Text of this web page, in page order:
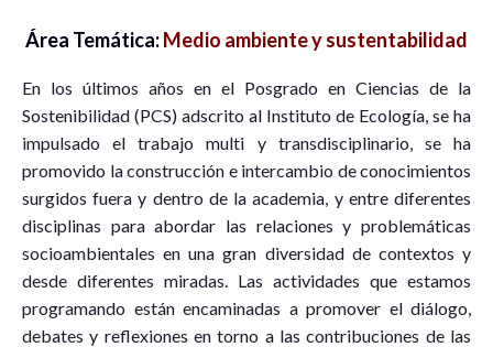
Área Temática:Medio ambiente y sustentabilidad
En los últimos años en el Posgrado en Ciencias de la
Sostenibilidad (PCS) adscrito al Instituto de Ecología, se ha
impulsado el trabajo multi y transdisciplinario, se ha
promovido la construcción e intercambio de conocimientos
surgidos fuera y dentro de la academia, y entre diferentes
disciplinas para abordar las relaciones y problemáticas
socioambientales en una gran diversidad de contextos y
desde diferentes miradas. Las actividades que estamos
programando están encaminadas a promover el diálogo,
debates y reflexiones en torno a las contribuciones de las